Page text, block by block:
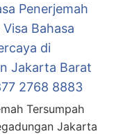
Penerjemah
Bahasa
di
Jakarta Barat
2768 8883
Tersumpah
Jakarta